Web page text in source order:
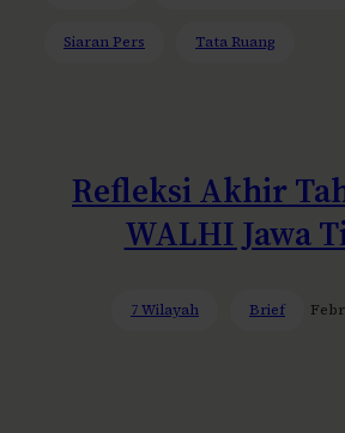
Siaran Pers Tata Ruang
Refleksi Akhir
WALHI Jawa
7 Wilayah Brief